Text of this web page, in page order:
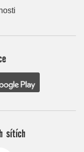
sítích